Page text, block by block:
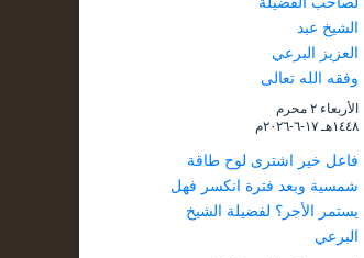
الشيخ عبد
العزيز البرعي
وفقه الله تعالى
الأربعاء ۲ محرم
۱٤٤۸هـ ۱۷-٦-۲۰۲٦م
فاعل خير اشترى لوح طاقة
شمسية وبعد فترة انكسر فهل
يستمر الأجر؟ لفضيلة الشيخ
البرعي